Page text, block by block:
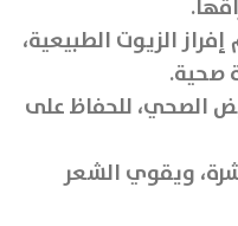
الزيوت الطبيعية،
صحية.
الصحي، للحفاظ على
ويقوي الشعر